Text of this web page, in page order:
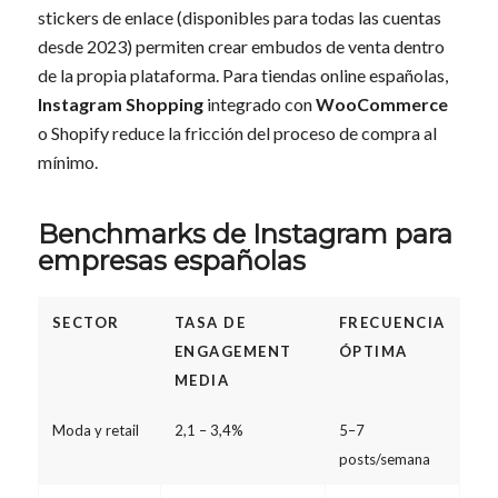
stickers de enlace (disponibles para todas las cuentas
desde 2023) permiten crear embudos de venta dentro
de la propia plataforma. Para tiendas online españolas,
Instagram Shoppingintegrado conWooCommerce
o Shopify reduce la fricción del proceso de compra al
mínimo.
Benchmarks de Instagram para
empresas españolas
SECTOR
TASA DE
ENGAGEMENT
MEDIA
FRECUENCIA
ÓPTIMA
Moda y retail 2,1 – 3,4%
5–7
posts/semana